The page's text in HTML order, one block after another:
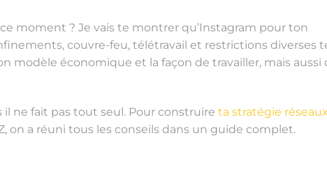
moment ? Je vais te montrer qu’Instagram pour ton
couvre-feu, télétravail et restrictions diverses
modèle économique et la façon de travailler, mais aussi
ne fait pas tout seul. Pour construire ta stratégie
on a réuni tous les conseils dans un guide complet.